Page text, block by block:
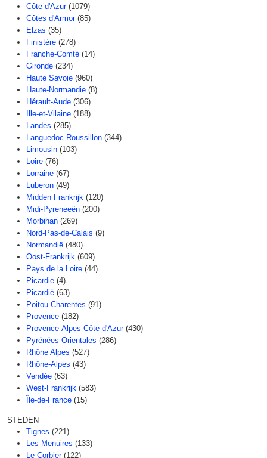
Côte d'Azur (1079)
Côtes d'Armor (85)
Elzas (35)
Finistère (278)
Franche-Comté (14)
Gironde (234)
Haute Savoie (960)
Haute-Normandie (8)
Hérault-Aude (306)
Ille-et-Vilaine (188)
Landes (285)
Languedoc-Roussillon (344)
Limousin (103)
Loire (76)
Lorraine (67)
Luberon (49)
Midden Frankrijk (120)
Midi-Pyreneeën (200)
Morbihan (269)
Nord-Pas-de-Calais (9)
Normandië (480)
Oost-Frankrijk (609)
Pays de la Loire (44)
Picardie (4)
Picardië (63)
Poitou-Charentes (91)
Provence (182)
Provence-Alpes-Côte d'Azur (430)
Pyrénées-Orientales (286)
Rhône Alpes (527)
Rhône-Alpes (43)
Vendée (63)
West-Frankrijk (583)
Île-de-France (15)
STEDEN
Tignes (221)
Les Menuires (133)
Le Corbier (122)